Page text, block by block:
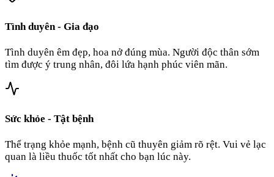
Tình duyên - Gia đạo
Tình duyên êm đẹp, hoa nở đúng mùa. Người độc thân sớm
tìm được ý trung nhân, đôi lứa hạnh phúc viên mãn.
Sức khỏe - Tật bệnh
Thể trạng khỏe mạnh, bệnh cũ thuyên giảm rõ rệt. Vui vẻ lạc
quan là liều thuốc tốt nhất cho bạn lúc này.